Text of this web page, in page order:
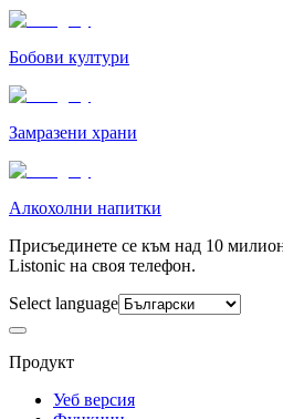
Бобови култури
Замразени храни
Алкохолни напитки
Присъединете се към над 10
Listonic на своя телефон.
Select language
Продукт
Уеб версия